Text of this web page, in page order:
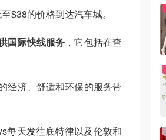
$38的价格到达汽车城。
国际快线服务 ，它包括在查
经济、舒适和环保的服务带
每天发往底特律以及伦敦和